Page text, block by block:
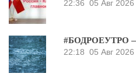
22:36 05 Авг 2026
#БОДРОЕУТРО —
22:18 05 Авг 2026